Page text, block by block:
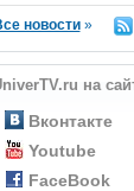
новости»
на
Вконтакте
Youtube
FaceBook